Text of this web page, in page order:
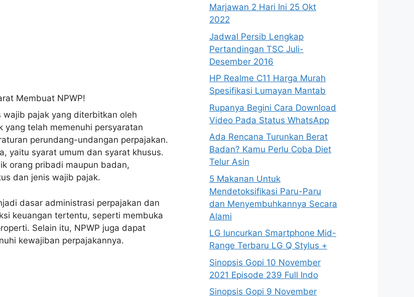
wajib pajak yang diterbitkan oleh
yang telah memenuhi persyaratan
perundang-undangan perpajakan.
yaitu syarat umum dan syarat khusus.
orang pribadi maupun badan,
dan jenis wajib pajak.
dasar administrasi perpajakan dan
keuangan tertentu, seperti membuka
Selain itu, NPWP juga dapat
kewajiban perpajakannya.
Marjawan 2 Hari Ini 25 Okt
2022
Jadwal Persib Lengkap
Pertandingan TSC Juli-
Desember 2016
HP Realme C11 Harga Murah
Spesifikasi Lumayan Mantab
Rupanya Begini Cara Download
Video Pada Status WhatsApp
Ada Rencana Turunkan Berat
Badan? Kamu Perlu Coba Diet
Telur Asin
5 Makanan Untuk
Mendetoksifikasi Paru-Paru
dan Menyembuhkannya Secara
Alami
LG luncurkan Smartphone Mid-
Range Terbaru LG Q Stylus +
Sinopsis Gopi 10 November
2021 Episode 239 Full Indo
Sinopsis Gopi 9 November